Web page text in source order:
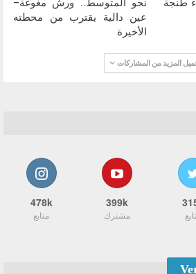
طنجة
نحو المتوسط.. ورش مغوغة–
عين دالية يقترب من محطته
الأخيرة
المزيد من المشاركات
399k
مشترك
478k
متابع